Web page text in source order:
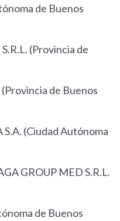
de Buenos
(Provincia de
de Buenos
(Ciudad Autónoma
GROUP MED S.R.L.
de Buenos